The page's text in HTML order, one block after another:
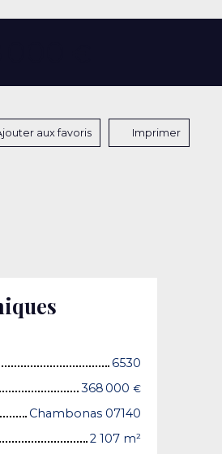
aux favoris Imprimer
6530
368 000 €
Chambonas 07140
2 107 m²